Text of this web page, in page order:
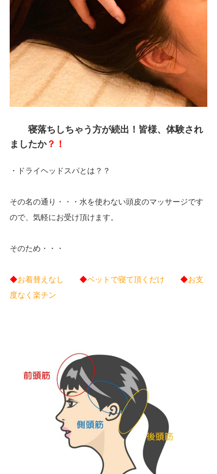
寝落ちしちゃう方が続出！皆様、体験され
ましたか？！
・ドライヘッドスパとは？？
その名の通り・・・水を使わない頭皮のマッサージです
ので、気軽にお受け頂けます。
そのため・・・
◆お着替えなし ◆ベットで寝て頂くだけ ◆お支
度なく楽チン